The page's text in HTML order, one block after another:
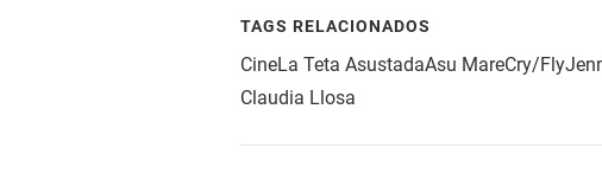
TAGS RELACIONADOS
CineLa Teta AsustadaAsu MareCry/Fly
Claudia Llosa